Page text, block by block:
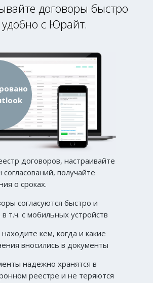
работать уже сегодня,
на платформе Битрикс24
Подробнее
или in-house отделов.
крупнейших юридических
доступен и Вам
надежно хранятся
облаке
договоры быстро
с Юрайт.
согласуются быстро и
в т.ч. с мобильных устройств
договоров, настраивайте
получайте
о сроках.
кем, когда и какие
вносились в документы
надежно хранятся в
реестре и не теряются